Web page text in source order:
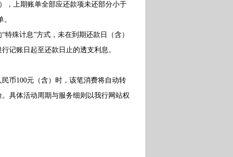
上期账单全部应还款项未还部分小于
殊计息”方式，未在到期还款日（含）
记账日起至还款日止的透支利息。
币100元（含）时，该笔消费将自动转
具体活动周期与服务细则以我行网站权